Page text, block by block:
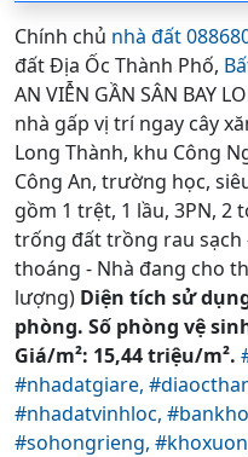
Chính chủ nhà đất
đất Địa Ốc Thành Phố,
AN VIỄN GẦN SÂN BAY
nhà gấp vị trí ngay cây
Long Thành, khu Công
Công An, trường học,
gồm 1 trệt, 1 lầu, 3PN, 2
trống đất trồng rau
thoáng - Nhà đang cho
lượng) Diện tích sử
phòng. Số phòng vệ
Giá/m²: 15,44 triệu/m².
#nhadatgiare,
#nhadatvinhloc,
#sohongrieng,